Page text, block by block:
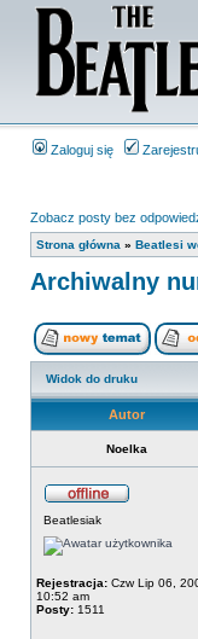
Zaloguj się
Zobacz posty bez
Strona główna » Beatlesi
Archiwalny
Widok do druku
Autor
Noelka
Beatlesiak
Rejestracja: Czw Lip 06,
10:52 am
Posty: 1511